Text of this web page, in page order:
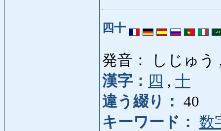
四十
発音： しじゅう
漢字： 四 , 十
違う綴り： 40
キーワード： 数